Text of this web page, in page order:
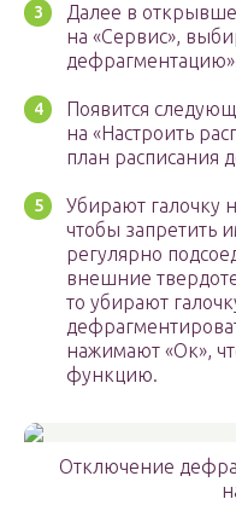
Далее в
на «Сервис»,
Появится
на «Настроить
план расписания
Убирают галочку
чтобы запретить
регулярно
внешние
то убирают
нажимают «Ок»,
функцию.
Отключение